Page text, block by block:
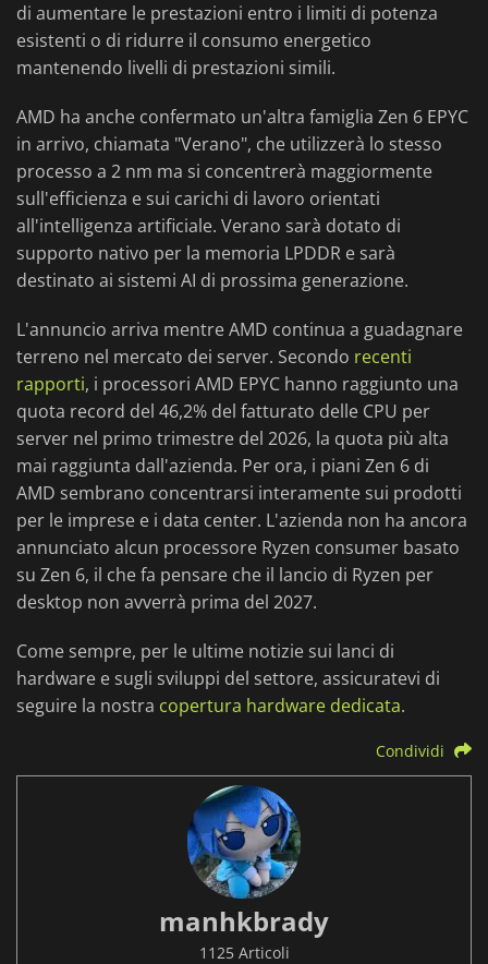
di aumentare le prestazioni entro i limiti di potenza
esistenti o di ridurre il consumo energetico
mantenendo livelli di prestazioni simili.
AMD ha anche confermato un'altra famiglia Zen 6 EPYC
in arrivo, chiamata "Verano", che utilizzerà lo stesso
processo a 2 nm ma si concentrerà maggiormente
sull'efficienza e sui carichi di lavoro orientati
all'intelligenza artificiale. Verano sarà dotato di
supporto nativo per la memoria LPDDR e sarà
destinato ai sistemi AI di prossima generazione.
L'annuncio arriva mentre AMD continua a guadagnare
terreno nel mercato dei server. Secondo recenti
rapporti, i processori AMD EPYC hanno raggiunto una
quota record del 46,2% del fatturato delle CPU per
server nel primo trimestre del 2026, la quota più alta
mai raggiunta dall'azienda. Per ora, i piani Zen 6 di
AMD sembrano concentrarsi interamente sui prodotti
per le imprese e i data center. L'azienda non ha ancora
annunciato alcun processore Ryzen consumer basato
su Zen 6, il che fa pensare che il lancio di Ryzen per
desktop non avverrà prima del 2027.
Come sempre, per le ultime notizie sui lanci di
hardware e sugli sviluppi del settore, assicuratevi di
seguire la nostra copertura hardware dedicata.
Condividi
manhkbrady
1125 Articoli